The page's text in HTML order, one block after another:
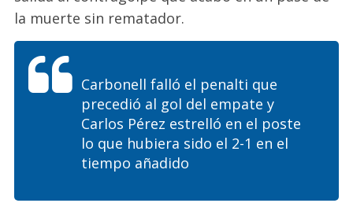
la muerte sin rematador.
Carbonell falló el penalti que
precedió al gol del empate y
Carlos Pérez estrelló en el poste
lo que hubiera sido el 2-1 en el
tiempo añadido